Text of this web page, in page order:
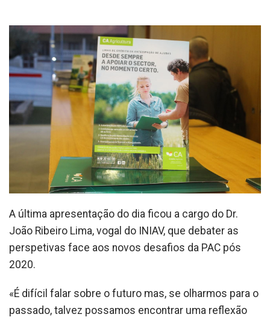
A última apresentação do dia ficou a cargo do Dr.
João Ribeiro Lima, vogal do INIAV, que debater as
perspetivas face aos novos desafios da PAC pós
2020.
«É difícil falar sobre o futuro mas, se olharmos para o
passado, talvez possamos encontrar uma reflexão